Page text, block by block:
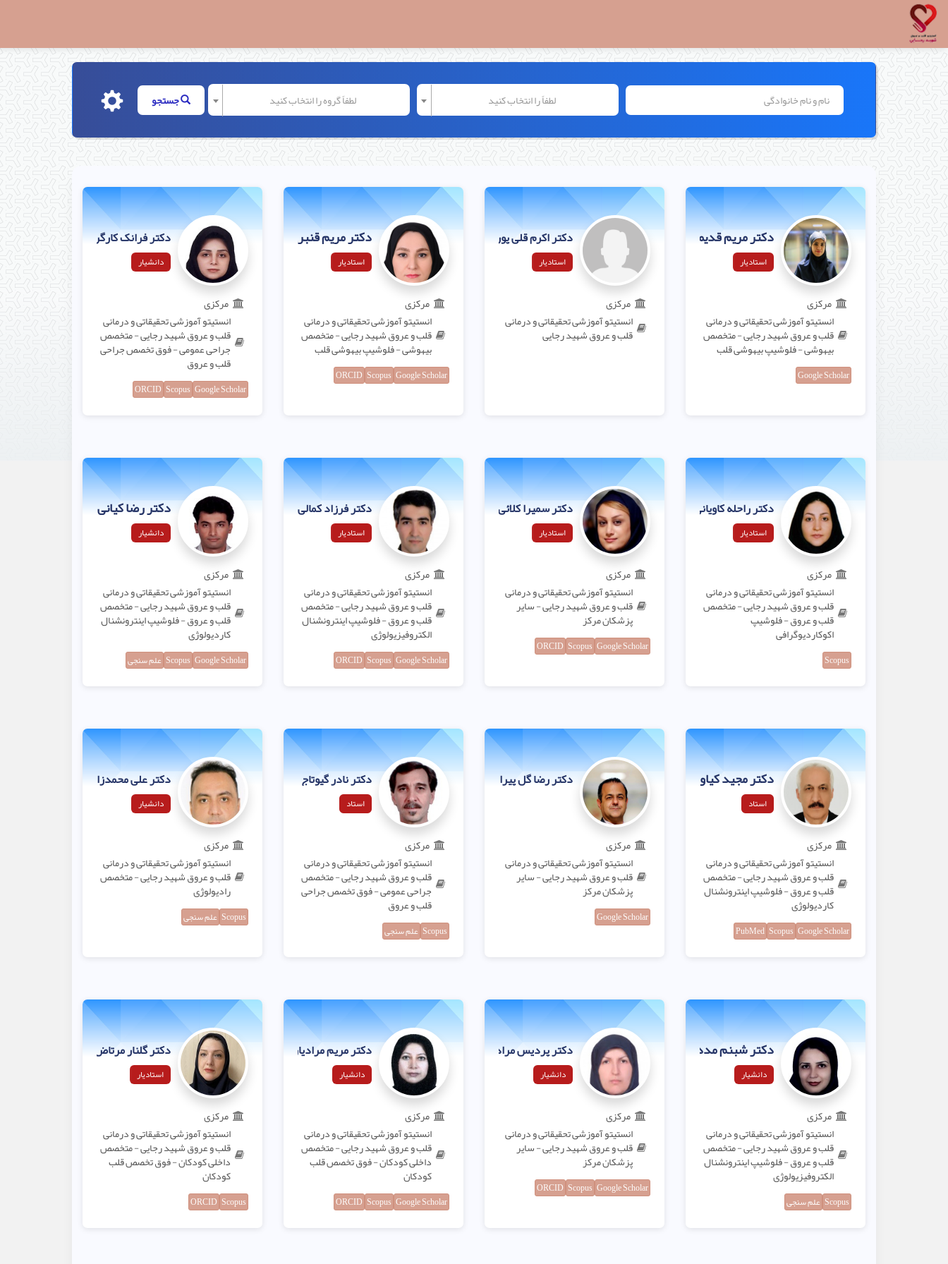
لطفاً را انتخاب کنید لطفاً گروه را انتخاب کنید جستجو
دکتر مریم قدیمی
استادیار
مرکزی
انستیتو آموزشی تحقیقاتی و درمانی
قلب و عروق شهید رجایی - متخصص
بیهوشی - فلوشیپ بیهوشی قلب
Google Scholar
دکتر اکرم قلی پور
استادیار
مرکزی
انستیتو آموزشی تحقیقاتی و درمانی
قلب و عروق شهید رجایی
دکتر مریم قنبری
استادیار
مرکزی
انستیتو آموزشی تحقیقاتی و درمانی
قلب و عروق شهید رجایی - متخصص
بیهوشی - فلوشیپ بیهوشی قلب
Google Scholar
Scopus
ORCID
دکتر فرانک کارگر
دانشیار
مرکزی
انستیتو آموزشی تحقیقاتی و درمانی
قلب و عروق شهید رجایی - متخصص
جراحی عمومی - فوق تخصص جراحی
قلب و عروق
Google Scholar
Scopus
ORCID
دکتر راحله کاویانی
استادیار
مرکزی
انستیتو آموزشی تحقیقاتی و درمانی
قلب و عروق شهید رجایی - متخصص
قلب و عروق - فلوشیپ
اکوکاردیوگرافی
Scopus
دکتر سمیرا کلائی نیا
استادیار
مرکزی
انستیتو آموزشی تحقیقاتی و درمانی
قلب و عروق شهید رجایی - سایر
پزشکان مرکز
Google Scholar
Scopus
ORCID
دکتر فرزاد کمالی
استادیار
مرکزی
انستیتو آموزشی تحقیقاتی و درمانی
قلب و عروق شهید رجایی - متخصص
قلب و عروق - فلوشیپ اینترونشنال
الکتروفیزیولوژی
Google Scholar
Scopus
ORCID
دکتر رضا کیانی
دانشیار
مرکزی
انستیتو آموزشی تحقیقاتی و درمانی
قلب و عروق شهید رجایی - متخصص
قلب و عروق - فلوشیپ اینترونشنال
کاردیولوژی
Google Scholar
Scopus علم سنجی
دکتر مجید کیاور
استاد
مرکزی
انستیتو آموزشی تحقیقاتی و درمانی
قلب و عروق شهید رجایی - متخصص
قلب و عروق - فلوشیپ اینترونشنال
کاردیولوژی
Google Scholar
Scopus
PubMed
دکتر رضا گل پیرا
مرکزی
انستیتو آموزشی تحقیقاتی و درمانی
قلب و عروق شهید رجایی - سایر
پزشکان مرکز
Google Scholar
دکتر نادر گیوتاج
استاد
مرکزی
انستیتو آموزشی تحقیقاتی و درمانی
قلب و عروق شهید رجایی - متخصص
جراحی عمومی - فوق تخصص جراحی
قلب و عروق
Scopus علم سنجی
دکتر علی محمدزاده کوه‌پاره
دانشیار
مرکزی
انستیتو آموزشی تحقیقاتی و درمانی
قلب و عروق شهید رجایی - متخصص
رادیولوژی
Scopus علم سنجی
دکتر شبنم مددی
دانشیار
مرکزی
انستیتو آموزشی تحقیقاتی و درمانی
قلب و عروق شهید رجایی - متخصص
قلب و عروق - فلوشیپ اینترونشنال
الکتروفیزیولوژی
Scopus علم سنجی
دکتر پردیس مراد نژاد
دانشیار
مرکزی
انستیتو آموزشی تحقیقاتی و درمانی
قلب و عروق شهید رجایی - سایر
پزشکان مرکز
Google Scholar
Scopus
ORCID
دکتر مریم مرادیان
دانشیار
مرکزی
انستیتو آموزشی تحقیقاتی و درمانی
قلب و عروق شهید رجایی - متخصص
داخلی کودکان - فوق تخصص قلب
کودکان
Google Scholar
Scopus
ORCID
دکتر گلنار مرتاض هجری
استادیار
مرکزی
انستیتو آموزشی تحقیقاتی و درمانی
قلب و عروق شهید رجایی - متخصص
داخلی کودکان - فوق تخصص قلب
کودکان
Scopus
ORCID